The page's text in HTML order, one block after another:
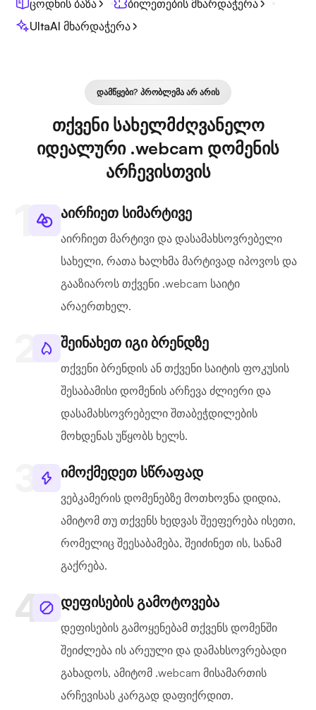
ცოდნის ბაზა
ბილეთების მხარდაჭერა
UltaAI მხარდაჭერა
ᲓᲐᲛᲬᲧᲔᲑᲘ? ᲞᲠᲝᲑᲚᲔᲛᲐ ᲐᲠ ᲐᲠᲘᲡ
თქვენი სახელმძღვანელო
იდეალური .webcam დომენის
არჩევისთვის
აირჩიეთ სიმარტივე
აირჩიეთ მარტივი და დასამახსოვრებელი
სახელი, რათა ხალხმა მარტივად იპოვოს და
გააზიაროს თქვენი .webcam საიტი
არაერთხელ.
შეინახეთ იგი ბრენდზე
თქვენი ბრენდის ან თქვენი საიტის ფოკუსის
შესაბამისი დომენის არჩევა ძლიერი და
დასამახსოვრებელი შთაბეჭდილების
მოხდენას უწყობს ხელს.
იმოქმედეთ სწრაფად
ვებკამერის დომენებზე მოთხოვნა დიდია,
ამიტომ თუ თქვენს ხედვას შეეფერება ისეთი,
რომელიც შეესაბამება, შეიძინეთ ის, სანამ
გაქრება.
დეფისების გამოტოვება
დეფისების გამოყენებამ თქვენს დომენში
შეიძლება ის არეული და დამახსოვრებადი
გახადოს, ამიტომ .webcam მისამართის
არჩევისას კარგად დაფიქრდით.